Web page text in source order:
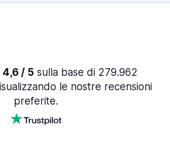
/ 5 sulla base di 279.962
le nostre recensioni
preferite.